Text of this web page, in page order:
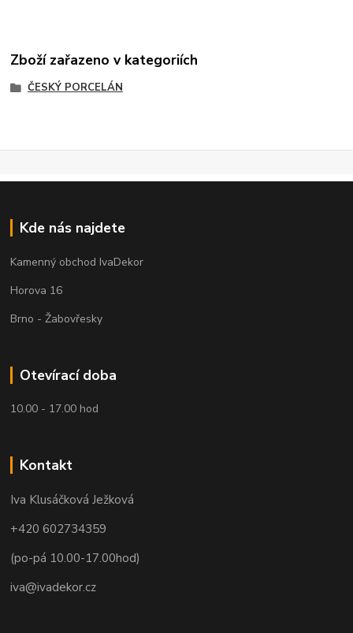
Zboží zařazeno v kategoriích
ČESKÝ PORCELÁN
Kde nás najdete
Kamenný obchod IvaDekor
Horova 16
Brno - Žabovřesky
Otevírací doba
10.00 - 17.00 hod
Kontakt
Iva Klusáčková Ježková
+420 602734359
(po-pá 10.00-17.00hod)
iva@ivadekor.cz